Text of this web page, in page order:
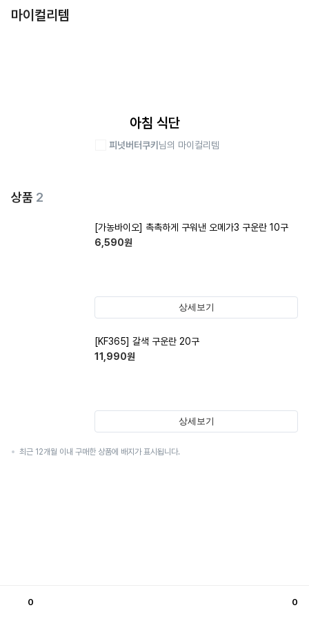
마이컬리템
아침 식단
피넛버터쿠키 님의 마이컬리템
상품 2
[가농바이오] 촉촉하게 구워낸 오메가3 구운란 10구
6,590원
상세보기
[KF365] 갈색 구운란 20구
11,990원
상세보기
최근 12개월 이내 구매한 상품에 배지가 표시됩니다.
0 0